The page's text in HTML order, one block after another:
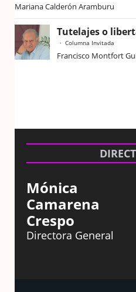
Mariana Calderón Aramburu
Tutelajes o
Columna Invitada
Francisco Montfort
Mónica
Camarena
Crespo
Directora General